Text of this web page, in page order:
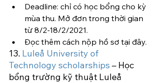
Deadline: chỉ có học bổng cho kỳ
mùa thu. Mở đơn trong thời gian
từ 8/2-18/2/2021.
Đọc thêm cách nộp hồ sơ tại đây.
13. Luleå University of
Technology scholarships – Học
bổng trường kỹ thuật Luleå